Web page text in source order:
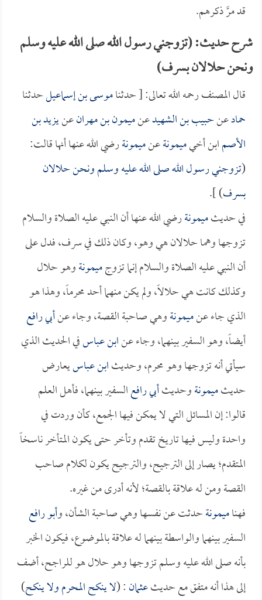
قد مرَّ ذكرهم.
شرح حديث: (تزوجني رسول الله صلى الله عليه وسلم
ونحن حلالان بسرف)
قال المصنف رحمه الله تعالى: [ حدثناموسى بن إسماعيلحدثنا
حمادعنحبيب بن الشهيدعنميمون بن مهرانعنيزيد بن
الأصمابن أخيميمونةعنميمونةرضي الله عنها أنها قالت:
(تزوجني رسول الله صلى الله عليه وسلم ونحن حلالان
بسرف) ].
في حديثميمونةرضي الله عنها أن النبي عليه الصلاة والسلام
تزوجها وهما حلالان هي وهو، وكان ذلك في سرف، فدل على
أن النبي عليه الصلاة والسلام إنما تزوجميمونةوهو حلال
وكذلك كانت هي حلالاً، ولم يكن منهما أحد محرماً، وهذا هو
الذي جاء عنميمونةوهي صاحبة القصة، وجاء عنأبي رافع
أيضاً، وهو السفير بينهما، وجاء عنابن عباسفي الحديث الذي
سيأتي أنه تزوجها وهو محرم، وحديثابن عباسيعارض
حديثميمونةوحديثأبي رافعالسفير بينهما، فأهل العلم
قالوا: إن المسائل التي لا يمكن فيها الجمع، كأن وردت في
واحدة وليس فيها تاريخ تقدم وتأخر حتى يكون المتأخر ناسخاً
المتقدم؛ يصار إلى الترجيح، والترجيح يكون لكلام صاحب
القصة ومن له علاقة بالقصة؛ لأنه أدرى من غيره.
فهناميمونةحدثت عن نفسها وهي صاحبة الشأن، وأبو رافع
السفير بينهما والواسطة بينهما له علاقة بالموضوع، فيكون الخبر
بأنه صلى الله عليه وسلم تزوجها وهو حلال هو للراجح، أضف
إلى هذا أنه متفق مع حديثعثمان: (لا ينكح المحرم ولا ينكح)